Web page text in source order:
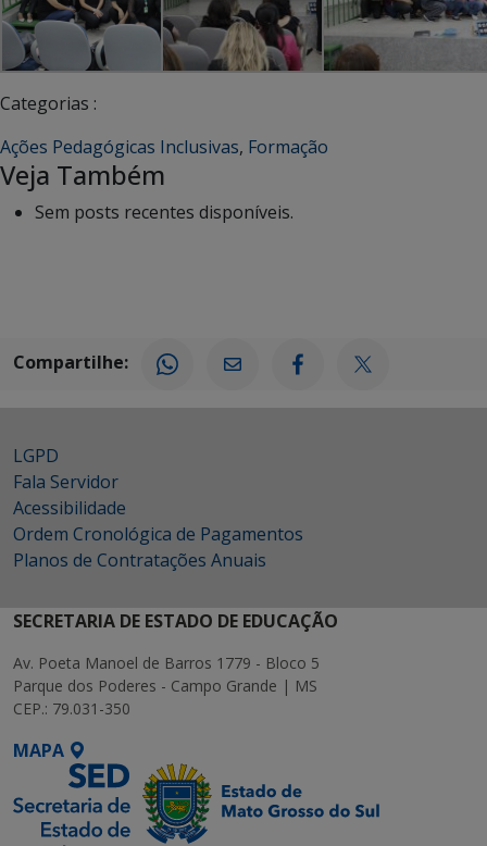
Categorias :
Ações Pedagógicas Inclusivas, Formação
Veja Também
Sem posts recentes disponíveis.
Compartilhe:
LGPD
Fala Servidor
Acessibilidade
Ordem Cronológica de Pagamentos
Planos de Contratações Anuais
SECRETARIA DE ESTADO DE EDUCAÇÃO
Av. Poeta Manoel de Barros 1779 - Bloco 5
Parque dos Poderes - Campo Grande | MS
CEP.: 79.031-350
MAPA